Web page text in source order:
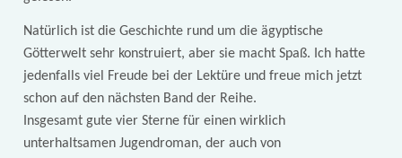
Natürlich ist die Geschichte rund um die ägyptische
Götterwelt sehr konstruiert, aber sie macht Spaß. Ich hatte
jedenfalls viel Freude bei der Lektüre und freue mich jetzt
schon auf den nächsten Band der Reihe.
Insgesamt gute vier Sterne für einen wirklich
unterhaltsamen Jugendroman, der auch von